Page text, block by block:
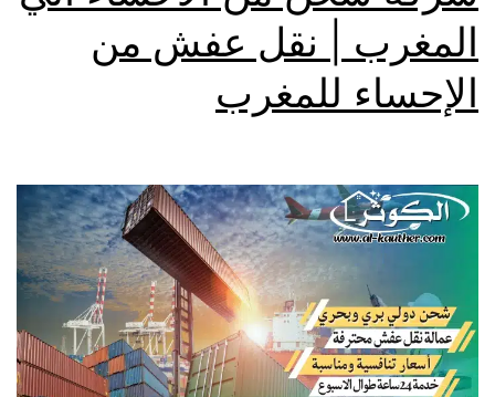
المغرب | نقل عفش من
الإحساء للمغرب